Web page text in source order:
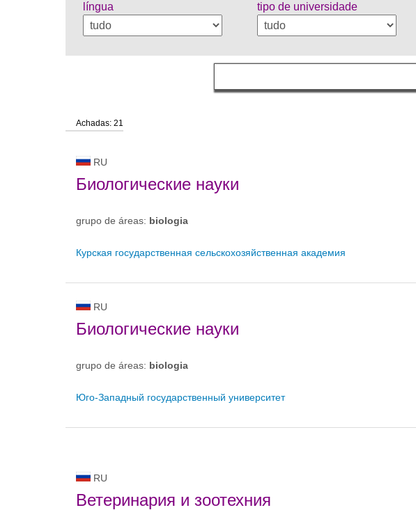
língua tipo de universidade
Achadas: 21
RU
Биологические науки
grupo de áreas: biologia
Курская государственная сельскохозяйственная академия
RU
Биологические науки
grupo de áreas: biologia
Юго-Западный государственный университет
RU
Ветеринария и зоотехния